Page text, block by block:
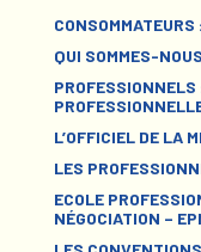
QUI SOMMES-NOUS
PROFESSIONNELS
L’OFFICIEL DE LA
LES
ECOLE
NÉGOCIATION –